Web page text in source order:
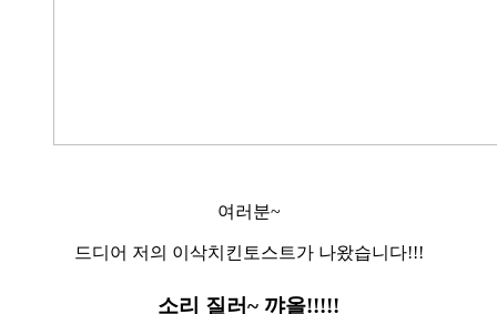
여러분~
드디어 저의 이삭치킨토스트가 나왔습니다!!!
소리 질러~ 꺄올!!!!!